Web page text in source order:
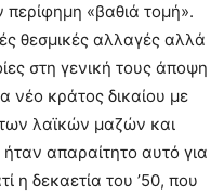
«βαθιά τομή».
θεσμικές αλλαγές αλλά
στη γενική τους άποψη
νέο κράτος δικαίου με
λαϊκών μαζών και
απαραίτητο αυτό για
η δεκαετία του ’50, που